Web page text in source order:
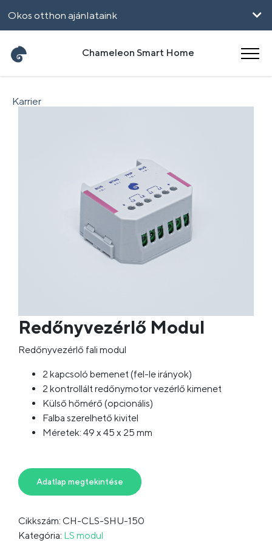
Okos otthon ajánlataink
Vállalkozásoknak
UpHome
Karrier
Chameleon Smart Home
Redőnyvezérlő Modul
Redőnyvezérlő fali modul
2 kapcsoló bemenet (fel-le irányok)
2 kontrollált redőnymotor vezérlő kimenet
Külső hőmérő (opcionális)
Falba szerelhető kivitel
Méretek: 49 x 45 x 25 mm
Adatlap megtekintése
Cikkszám: CH-CLS-SHU-150
Kategória: LS modul